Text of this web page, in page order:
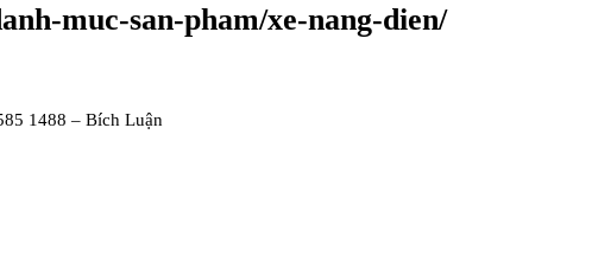
muc-san-pham/xe-nang-dien/
1488 – Bích Luận